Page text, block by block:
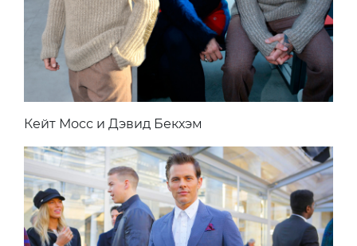
Кейт Мосс и Дэвид Бекхэм